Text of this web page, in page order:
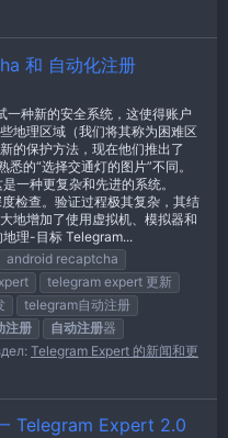
和 自动化注册
种新的安全系统，这使得账户
地理区域（我们将其称为困难区
的保护方法，现在他们推出了
的“选择交通灯的图片”不同。
一种更复杂和先进的系统。
检查。验证过程极其复杂，其结
地增加了使用虚拟机、模拟器和
理-目标 Telegram...
android recaptcha
telegram expert 更新
telegram自动注册
注册 自动注册器
Telegram Expert 的新闻和更
Telegram Expert 2.0